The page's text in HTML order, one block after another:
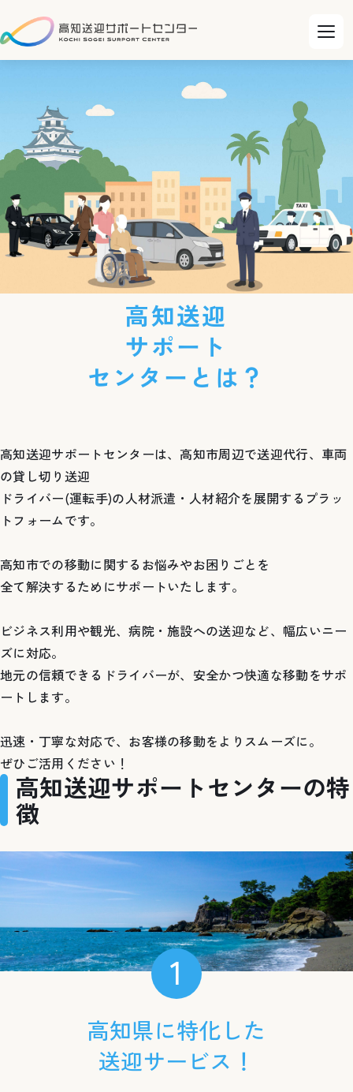
高知送迎
サポート
センターとは？
高知送迎サポートセンターは、高知市周辺で送迎代行、車両
の貸し切り送迎
ドライバー(運転手)の人材派遣・人材紹介を展開するプラッ
トフォームです。
高知市での移動に関するお悩みやお困りごとを
全て解決するためにサポートいたします。
ビジネス利用や観光、病院・施設への送迎など、幅広いニー
ズに対応。
地元の信頼できるドライバーが、安全かつ快適な移動をサポ
ートします。
迅速・丁寧な対応で、お客様の移動をよりスムーズに。
ぜひご活用ください！
高知送迎サポートセンターの特
徴
1
高知県に特化した
送迎サービス！